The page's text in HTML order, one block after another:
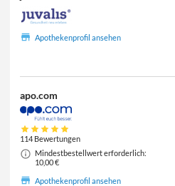
Apothekenprofil ansehen
apo.com
114 Bewertungen
Mindestbestellwert erforderlich:
10,00 €
Apothekenprofil ansehen